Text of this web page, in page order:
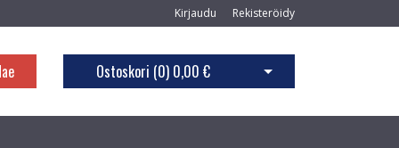
Kirjaudu Rekisteröidy
Ostoskori (0) 0,00 € Avaa ostoskori